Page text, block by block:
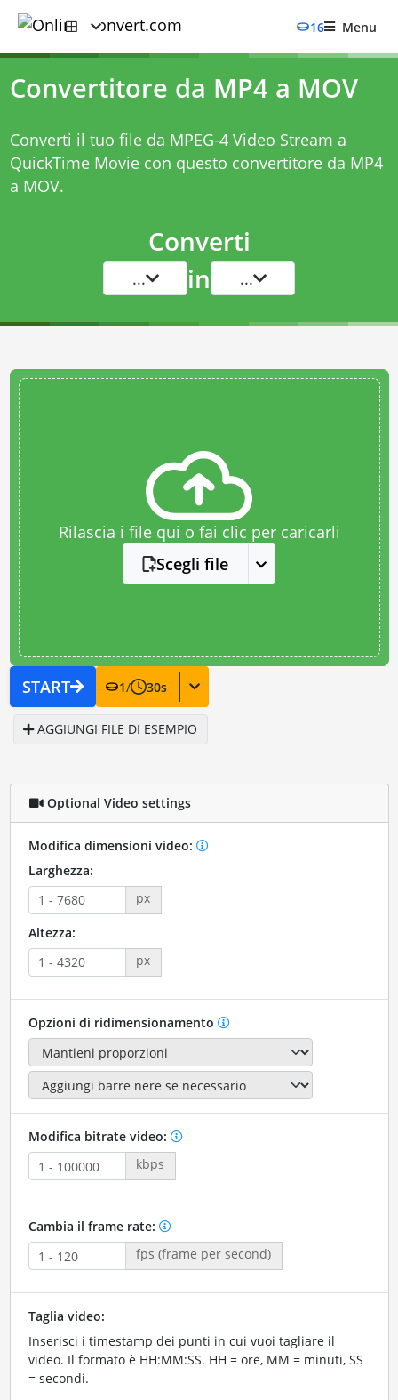
16 Menu
Convertitore da MP4 a MOV
Converti il tuo file da MPEG-4 Video Stream a
QuickTime Movie con questo convertitore da MP4
a MOV.
Converti
... in ...
Rilascia i file qui o fai clic per caricarli
Scegli file
START 1/ 30s
AGGIUNGI FILE DI ESEMPIO
Optional Video settings
Modifica dimensioni video:
Larghezza:
px
Altezza:
px
Opzioni di ridimensionamento
Modifica bitrate video:
kbps
Cambia il frame rate:
fps (frame per second)
Taglia video:
Inserisci i timestamp dei punti in cui vuoi tagliare il
video. Il formato è HH:MM:SS. HH = ore, MM = minuti, SS
= secondi.